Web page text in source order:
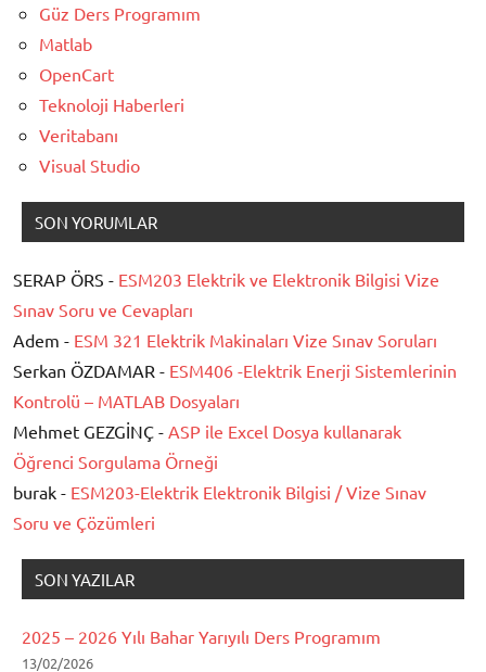
Güz Ders Programım
Matlab
OpenCart
Teknoloji Haberleri
Veritabanı
Visual Studio
SON YORUMLAR
SERAP ÖRS - ESM203 Elektrik ve Elektronik Bilgisi Vize
Sınav Soru ve Cevapları
Adem - ESM 321 Elektrik Makinaları Vize Sınav Soruları
Serkan ÖZDAMAR - ESM406 -Elektrik Enerji Sistemlerinin
Kontrolü – MATLAB Dosyaları
Mehmet GEZGİNÇ - ASP ile Excel Dosya kullanarak
Öğrenci Sorgulama Örneği
burak - ESM203-Elektrik Elektronik Bilgisi / Vize Sınav
Soru ve Çözümleri
SON YAZILAR
2025 – 2026 Yılı Bahar Yarıyılı Ders Programım
13/02/2026